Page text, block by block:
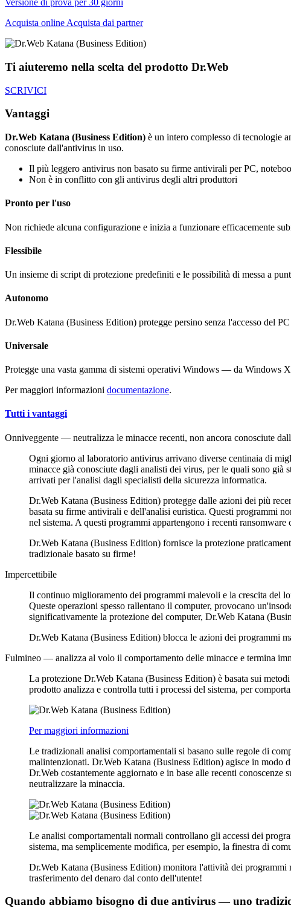
Versione di prova per 30 giorni
Acquista online Acquista dai partner
Ti aiuteremo nella scelta del prodotto Dr.Web
SCRIVICI
Vantaggi
Dr.Web Katana (Business Edition) è un intero complesso di tecnologie
conosciute dall'antivirus in uso.
Il più leggero antivirus non basato su firme antivirali per PC,
Non è in conflitto con gli antivirus degli altri produttori
Pronto per l'uso
Non richiede alcuna configurazione e inizia a funzionare efficacemente
Flessibile
Un insieme di script di protezione predefiniti e le possibilità di messa a
Autonomo
Dr.Web Katana (Business Edition) protegge persino senza l'accesso del
Universale
Protegge una vasta gamma di sistemi operativi Windows — da Windows
Per maggiori informazioni documentazione.
Tutti i vantaggi
Onniveggente — neutralizza le minacce recenti, non ancora conosciute
Ogni giorno al laboratorio antivirus arrivano diverse centinaia di
minacce già conosciute dagli analisti dei virus, per le quali sono
arrivati per l'analisi dagli specialisti della sicurezza informatica.
Dr.Web Katana (Business Edition) protegge dalle azioni dei più
basata su firme antivirali e dell'analisi euristica. Questi programmi
nel sistema. A questi programmi appartengono i recenti
Dr.Web Katana (Business Edition) fornisce la protezione
tradizionale basato su firme!
Impercettibile
Il continuo miglioramento dei programmi malevoli e la crescita del
Queste operazioni spesso rallentano il computer, provocano
significativamente la protezione del computer, Dr.Web Katana
Dr.Web Katana (Business Edition) blocca le azioni dei programmi
Fulmineo — analizza al volo il comportamento delle minacce e termina
La protezione Dr.Web Katana (Business Edition) è basata sui
prodotto analizza e controlla tutti i processi del sistema, per
Per maggiori informazioni
Le tradizionali analisi comportamentali si basano sulle regole di
malintenzionati. Dr.Web Katana (Business Edition) agisce in
Dr.Web costantemente aggiornato e in base alle recenti
neutralizzare la minaccia.
Le analisi comportamentali normali controllano gli accessi dei
sistema, ma semplicemente modifica, per esempio, la finestra di
Dr.Web Katana (Business Edition) monitora l'attività dei
trasferimento del denaro dal conto dell'utente!
Quando abbiamo bisogno di due antivirus — uno